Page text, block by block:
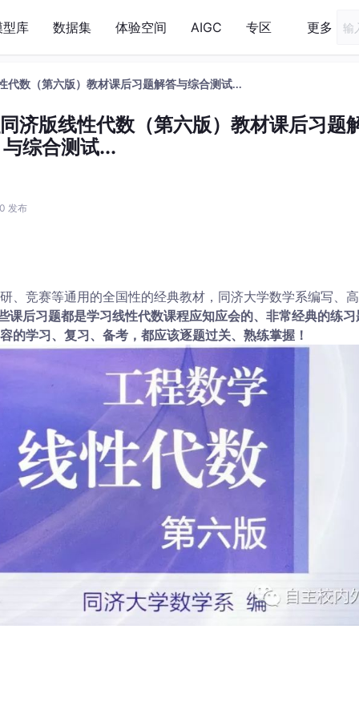
型库 数据集 体验空间 AIGC 专区 更多
代数（第六版）教材课后习题解答与综合测试...
济版线性代数（第六版）教材课后习题
与综合测试...
发布
、竞赛等通用的全国性的经典教材，同济大学数学系编写、
课后习题都是学习线性代数课程应知应会的、非常经典的练习
的学习、复习、备考，都应该逐题过关、熟练掌握！